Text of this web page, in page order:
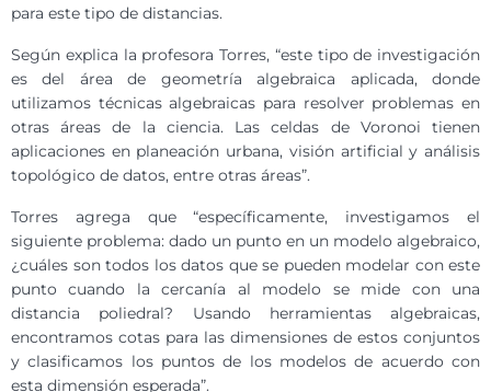
para este tipo de distancias.
Según explica la profesora Torres, “este tipo de investigación
es del área de geometría algebraica aplicada, donde
utilizamos técnicas algebraicas para resolver problemas en
otras áreas de la ciencia. Las celdas de Voronoi tienen
aplicaciones en planeación urbana, visión artificial y análisis
topológico de datos, entre otras áreas”.
Torres agrega que “específicamente, investigamos el
siguiente problema: dado un punto en un modelo algebraico,
¿cuáles son todos los datos que se pueden modelar con este
punto cuando la cercanía al modelo se mide con una
distancia poliedral? Usando herramientas algebraicas,
encontramos cotas para las dimensiones de estos conjuntos
y clasificamos los puntos de los modelos de acuerdo con
esta dimensión esperada”.